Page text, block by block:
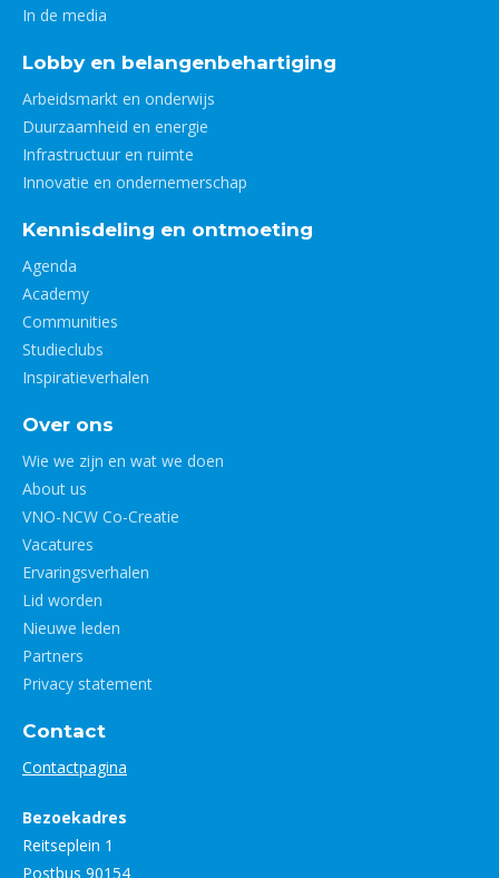
In de media
Lobby en belangenbehartiging
Arbeidsmarkt en onderwijs
Duurzaamheid en energie
Infrastructuur en ruimte
Innovatie en ondernemerschap
Kennisdeling en ontmoeting
Agenda
Academy
Communities
Studieclubs
Inspiratieverhalen
Over ons
Wie we zijn en wat we doen
About us
VNO-NCW Co-Creatie
Vacatures
Ervaringsverhalen
Lid worden
Nieuwe leden
Partners
Privacy statement
Contact
Contactpagina
Bezoekadres
Reitseplein 1
Postbus 90154